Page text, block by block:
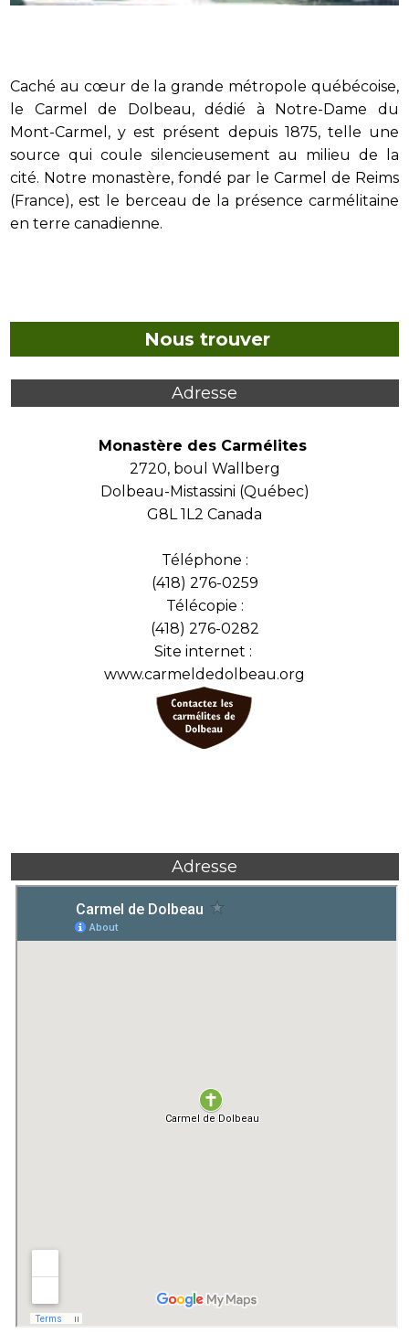
Caché au cœur de la grande métropole québécoise,
le Carmel de Dolbeau, dédié à Notre-Dame du
Mont-Carmel, y est présent depuis 1875, telle une
source qui coule silencieusement au milieu de la
cité. Notre monastère, fondé par le Carmel de Reims
(France), est le berceau de la présence carmélitaine
en terre canadienne.
Nous trouver
Adresse
Monastère des Carmélites
2720, boul Wallberg
Dolbeau-Mistassini (Québec)
G8L 1L2 Canada
Téléphone :
(418) 276-0259
Télécopie :
(418) 276-0282
Site internet :
www.carmeldedolbeau.org
Adresse